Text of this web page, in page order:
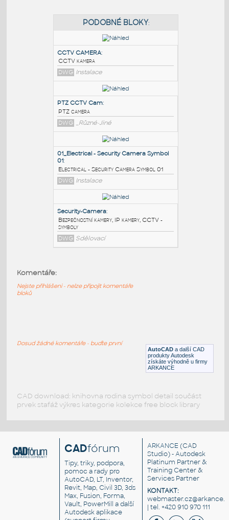
PODOBNÉ BLOKY:
CCTV CAMERA:
CCTV kamera
DWG Instalace
PTZ CCTV Cam:
PTZ camera
DWG _Různé-Jiné
DWG
Instalace
AutoCAD a další CAD
produkty Autodesk
získáte výhodně u firmy
ARKANCE
Komentáře:
Nejste přihlášeni - nelze připojit komentáře
bloků
Dosud žádné komentáře - buďte první
CAD download: knihovna rodina symbol detail součást
prvek stafáž výkres kategorie kolekce free block library
CADfórum
Tipy, triky, podpora,
pomoc a rady pro
AutoCAD, LT, Inventor,
Revit, Map, Civil 3D, 3ds
Max, Fusion, Forma,
Vault, PowerMill a další
Autodesk aplikace
ARKANCE (CAD
Studio) - Autodesk
Platinum Partner &
Training Center &
Services Partner
KONTAKT:
| tel. +420 910 970 111